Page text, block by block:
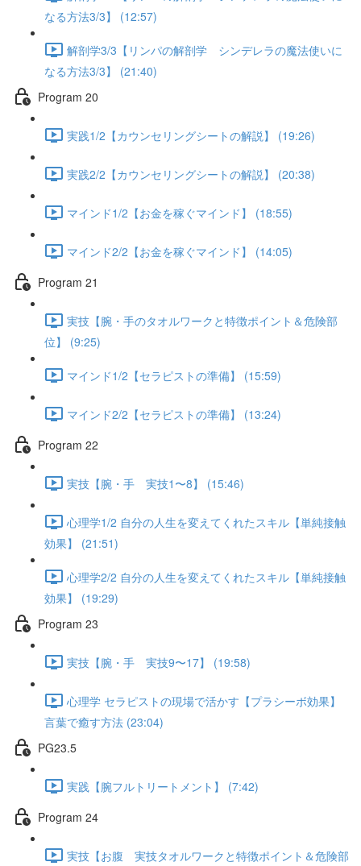
なる方法3/3】 (12:57)
解剖学3/3【リンパの解剖学 シンデレラの魔法使いに
なる方法3/3】 (21:40)
Program 20
実践1/2【カウンセリングシートの解説】 (19:26)
実践2/2【カウンセリングシートの解説】 (20:38)
マインド1/2【お金を稼ぐマインド】 (18:55)
マインド2/2【お金を稼ぐマインド】 (14:05)
Program 21
実技【腕・手のタオルワークと特徴ポイント＆危険部
位】 (9:25)
マインド1/2【セラピストの準備】 (15:59)
マインド2/2【セラピストの準備】 (13:24)
Program 22
実技【腕・手 実技1〜8】 (15:46)
心理学1/2 自分の人生を変えてくれたスキル【単純接触
効果】 (21:51)
心理学2/2 自分の人生を変えてくれたスキル【単純接触
効果】 (19:29)
Program 23
実技【腕・手 実技9〜17】 (19:58)
心理学 セラピストの現場で活かす【プラシーボ効果】
言葉で癒す方法 (23:04)
PG23.5
実践【腕フルトリートメント】 (7:42)
Program 24
実技【お腹 実技タオルワークと特徴ポイント＆危険部